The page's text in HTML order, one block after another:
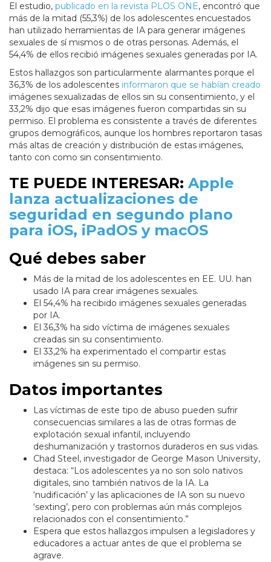
El estudio, publicado en la revista PLOS ONE, encontró que
más de la mitad (55,3%) de los adolescentes encuestados
han utilizado herramientas de IA para generar imágenes
sexuales de sí mismos o de otras personas. Además, el
54,4% de ellos recibió imágenes sexuales generadas por IA.
Estos hallazgos son particularmente alarmantes porque el
36,3% de los adolescentes informaron que se habían creado
imágenes sexualizadas de ellos sin su consentimiento, y el
33,2% dijo que esas imágenes fueron compartidas sin su
permiso. El problema es consistente a través de diferentes
grupos demográficos, aunque los hombres reportaron tasas
más altas de creación y distribución de estas imágenes,
tanto con como sin consentimiento.
TE PUEDE INTERESAR: Apple
lanza actualizaciones de
seguridad en segundo plano
para iOS, iPadOS y macOS
Qué debes saber
Más de la mitad de los adolescentes en EE. UU. han
usado IA para crear imágenes sexuales.
El 54,4% ha recibido imágenes sexuales generadas
por IA.
El 36,3% ha sido víctima de imágenes sexuales
creadas sin su consentimiento.
El 33,2% ha experimentado el compartir estas
imágenes sin su permiso.
Datos importantes
Las víctimas de este tipo de abuso pueden sufrir
consecuencias similares a las de otras formas de
explotación sexual infantil, incluyendo
deshumanización y trastornos duraderos en sus vidas.
Chad Steel, investigador de George Mason University,
destaca: “Los adolescentes ya no son solo nativos
digitales, sino también nativos de la IA. La
‘nudificación’ y las aplicaciones de IA son su nuevo
‘sexting’, pero con problemas aún más complejos
relacionados con el consentimiento.”
Espera que estos hallazgos impulsen a legisladores y
educadores a actuar antes de que el problema se
agrave.